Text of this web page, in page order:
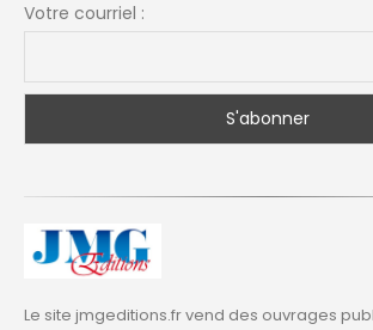
Votre courriel :
Le site jmgeditions.fr vend des ouvrages